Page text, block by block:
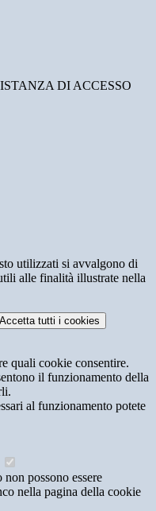
DI ACCESSO
utilizzati si avvalgono di
alle finalità illustrate nella
Accetta tutti i cookies
quali cookie consentire.
il funzionamento della
al funzionamento potete
possono essere
nella pagina della cookie